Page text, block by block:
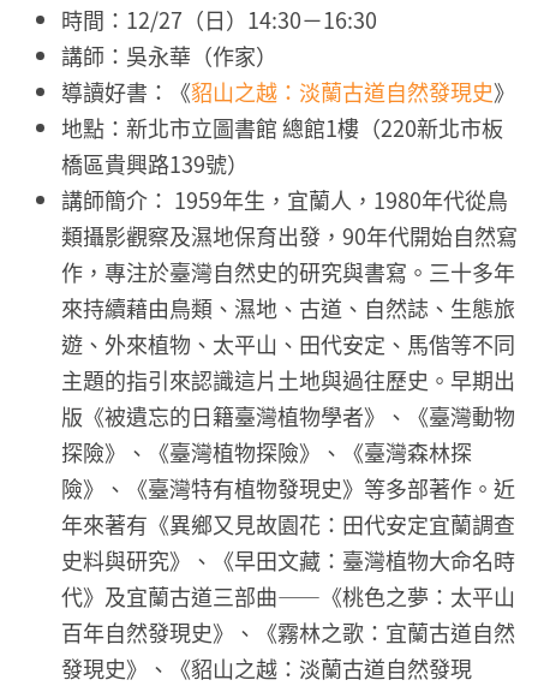
時間：12/27（日）14:30－16:30
講師：吳永華（作家）
導讀好書：《貂山之越：淡蘭古道自然發現史》
地點：新北市立圖書館 總館1樓（220新北市板
橋區貴興路139號）
講師簡介： 1959年生，宜蘭人，1980年代從鳥
類攝影觀察及濕地保育出發，90年代開始自然寫
作，專注於臺灣自然史的研究與書寫。三十多年
來持續藉由鳥類、濕地、古道、自然誌、生態旅
遊、外來植物、太平山、田代安定、馬偕等不同
主題的指引來認識這片土地與過往歷史。早期出
版《被遺忘的日籍臺灣植物學者》、《臺灣動物
探險》、《臺灣植物探險》、《臺灣森林探
險》、《臺灣特有植物發現史》等多部著作。近
年來著有《異鄉又見故園花：田代安定宜蘭調查
史料與研究》、《早田文藏：臺灣植物大命名時
代》及宜蘭古道三部曲——《桃色之夢：太平山
百年自然發現史》、《霧林之歌：宜蘭古道自然
發現史》、《貂山之越：淡蘭古道自然發現